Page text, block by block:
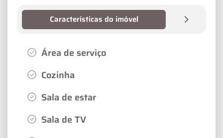
Características do imóvel
Área de serviço
Cozinha
Sala de estar
Sala de TV